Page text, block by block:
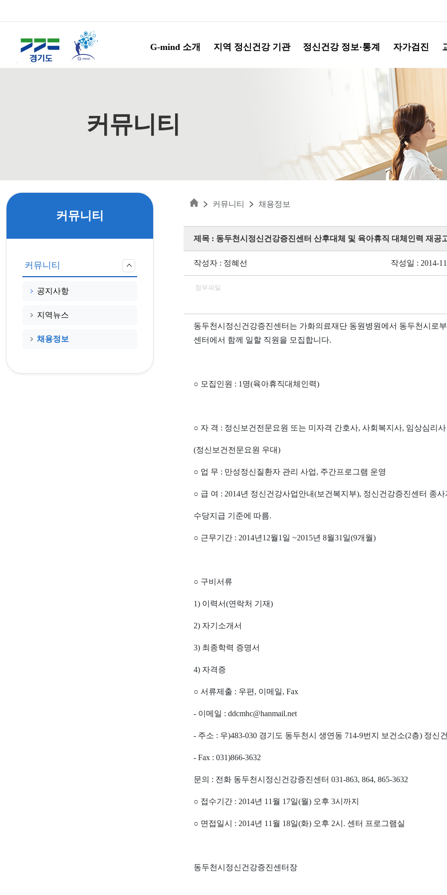
G-mind 소개 지역 정신건강 기관 정신건강 정보·통계 자가검진
커뮤니티
커뮤니티
커뮤니티
공지사항
지역뉴스
채용정보
커뮤니티 채용정보
제목 : 동두천시정신건강증진센터 산후대체 및 육아휴직 대체인력 재공
작성자 : 정혜선 작성일 : 2014-
첨부파일
동두천시정신건강증진센터는 가화의료재단 동원병원에서 동두천시로
센터에서 함께 일할 직원을 모집합니다.
○ 모집인원 : 1명(육아휴직대체인력)
○ 자 격 : 정신보건전문요원 또는 미자격 간호사, 사회복지사, 임상심리사
(정신보건전문요원 우대)
○ 업 무 : 만성정신질환자 관리 사업, 주간프로그램 운영
○ 급 여 : 2014년 정신건강사업안내(보건복지부), 정신건강증진센터 종사
수당지급 기준에 따름.
○ 근무기간 : 2014년12월1일 ~2015년 8월31일(9개월)
○ 구비서류
1) 이력서(연락처 기재)
2) 자기소개서
3) 최종학력 증명서
4) 자격증
○ 서류제출 : 우편, 이메일, Fax
- 이메일 : ddcmhc@hanmail.net
- 주소 : 우)483-030 경기도 동두천시 생연동 714-9번지 보건소(2층) 정신
- Fax : 031)866-3632
문의 : 전화 동두천시정신건강증진센터 031-863, 864, 865-3632
○ 접수기간 : 2014년 11월 17일(월) 오후 3시까지
○ 면접일시 : 2014년 11월 18일(화) 오후 2시. 센터 프로그램실
동두천시정신건강증진센터장